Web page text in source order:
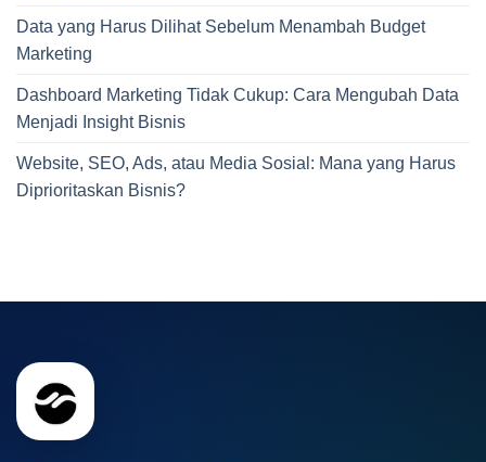
Data yang Harus Dilihat Sebelum Menambah Budget
Marketing
Dashboard Marketing Tidak Cukup: Cara Mengubah Data
Menjadi Insight Bisnis
Website, SEO, Ads, atau Media Sosial: Mana yang Harus
Diprioritaskan Bisnis?